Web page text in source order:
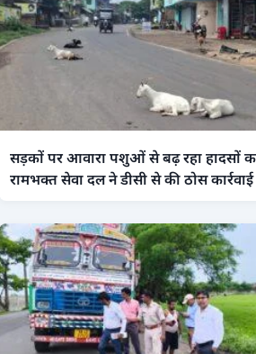
सड़कों पर आवारा पशुओं से बढ़ रहा हादसों
रामभक्त सेवा दल ने डीसी से की ठोस